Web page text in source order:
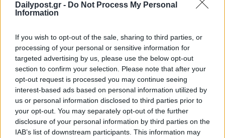
Dailypost.gr - Do Not Process My Personal
Information
If you wish to opt-out of the sale, sharing to third parties, or
processing of your personal or sensitive information for
targeted advertising by us, please use the below opt-out
section to confirm your selection. Please note that after your
opt-out request is processed you may continue seeing
interest-based ads based on personal information utilized by
us or personal information disclosed to third parties prior to
your opt-out. You may separately opt-out of the further
disclosure of your personal information by third parties on the
IAB’s list of downstream participants. This information may